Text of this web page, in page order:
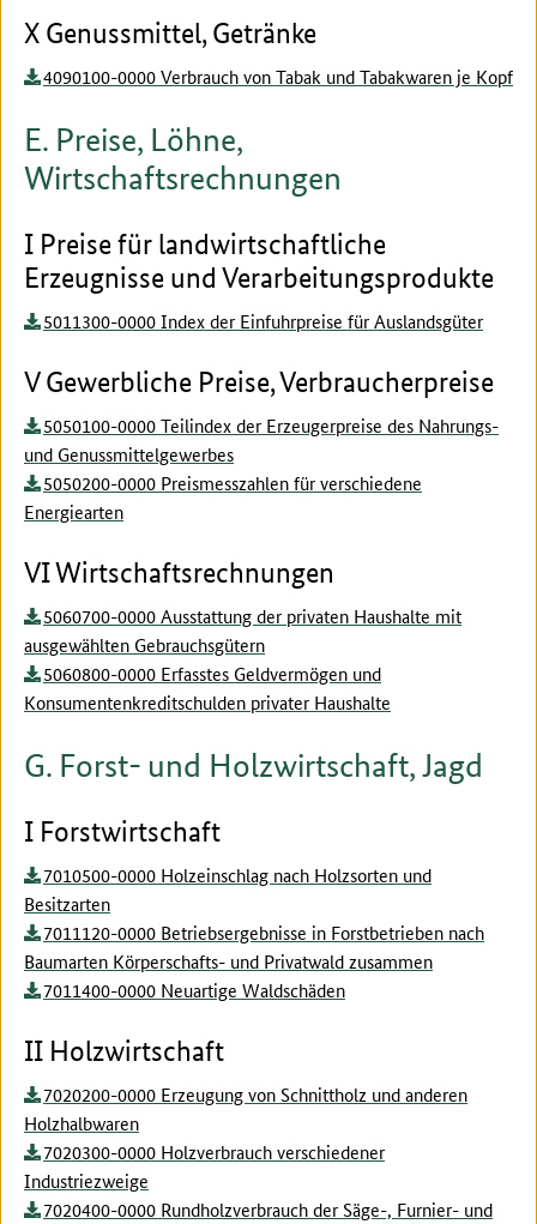
X Genussmittel, Getränke
4090100-0000 Verbrauch von Tabak und Tabakwaren je Kopf
E. Preise, Löhne,
Wirtschaftsrechnungen
I Preise für landwirtschaftliche
Erzeugnisse und Verarbeitungsprodukte
5011300-0000 Index der Einfuhrpreise für Auslandsgüter
V Gewerbliche Preise, Verbraucherpreise
5050100-0000 Teilindex der Erzeugerpreise des Nahrungs-
und Genussmittelgewerbes
5050200-0000 Preismesszahlen für verschiedene
Energiearten
VI Wirtschaftsrechnungen
5060700-0000 Ausstattung der privaten Haushalte mit
ausgewählten Gebrauchsgütern
5060800-0000 Erfasstes Geldvermögen und
Konsumentenkreditschulden privater Haushalte
G. Forst- und Holzwirtschaft, Jagd
I Forstwirtschaft
7010500-0000 Holzeinschlag nach Holzsorten und
Besitzarten
7011120-0000 Betriebsergebnisse in Forstbetrieben nach
Baumarten Körperschafts- und Privatwald zusammen
7011400-0000 Neuartige Waldschäden
II Holzwirtschaft
7020200-0000 Erzeugung von Schnittholz und anderen
Holzhalbwaren
7020300-0000 Holzverbrauch verschiedener
Industriezweige
7020400-0000 Rundholzverbrauch der Säge-, Furnier- und